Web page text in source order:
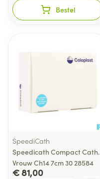
Bestel
SpeediCath
Speedicath Compact Cath.
Vrouw Ch14 7cm 30 28584
€ 81,00